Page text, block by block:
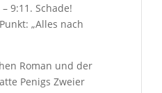
9:11. Schade!
„Alles nach
Roman und der
Penigs Zweier